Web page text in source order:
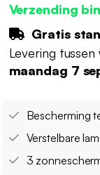
Verzending
Gratis
Levering tussen
maandag 7
Bescherming
Verstelbare
3